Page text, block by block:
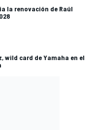
la renovación de Raúl
wild card de Yamaha en el